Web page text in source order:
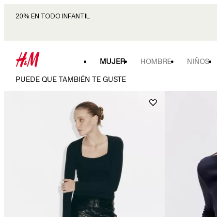
20% EN TODO INFANTIL
MUJER HOMBRE NIÑOS
PUEDE QUE TAMBIÉN TE GUSTE